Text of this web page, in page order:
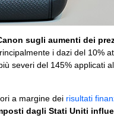
sugli aumenti dei
i dazi del 10%
severi del 145% applicati
a margine dei risultati
dagli Stati Uniti